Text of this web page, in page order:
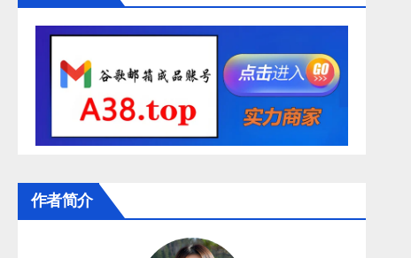
作者简介